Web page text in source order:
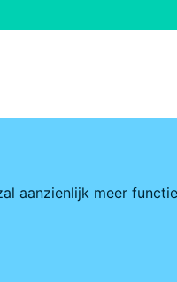
aanzienlijk meer